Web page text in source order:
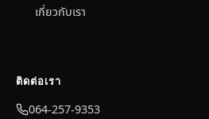
เกี่ยวกับเรา
ติดต่อเรา
064-257-9353